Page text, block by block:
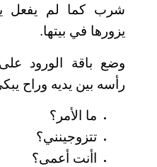
شرب كما لم يفعل
يزورها في بيتها.
وضع باقة الورود
رأسه بين يديه وراح
ما الأمر؟
تتزوجينني؟
اأنت أعمى؟